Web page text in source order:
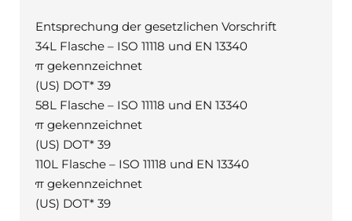
Entsprechung der gesetzlichen Vorschrift
34L Flasche – ISO 11118 und EN 13340
π gekennzeichnet
(US) DOT* 39
58L Flasche – ISO 11118 und EN 13340
π gekennzeichnet
(US) DOT* 39
110L Flasche – ISO 11118 und EN 13340
π gekennzeichnet
(US) DOT* 39